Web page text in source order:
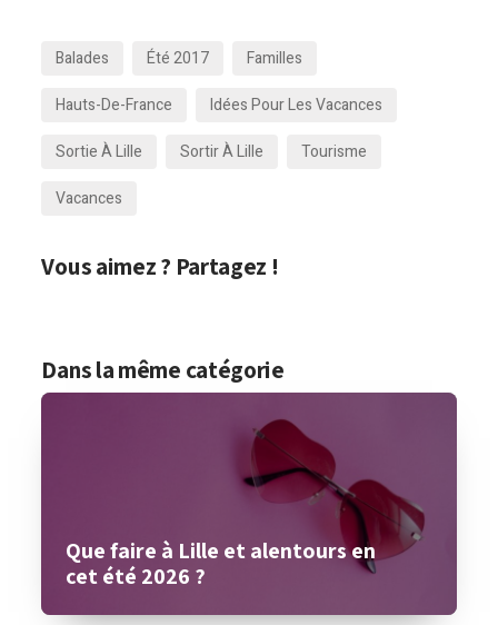
Balades Été 2017
Familles
Hauts-De-France
Idées Pour Les Vacances
Sortie À Lille
Sortir À Lille
Tourisme
Vacances
Vous aimez ? Partagez !
Dans la même catégorie
Que faire à Lille et alentours en
cet été 2026 ?